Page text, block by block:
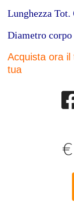
Lunghezza
Diametro
Acquista ora
tua
€